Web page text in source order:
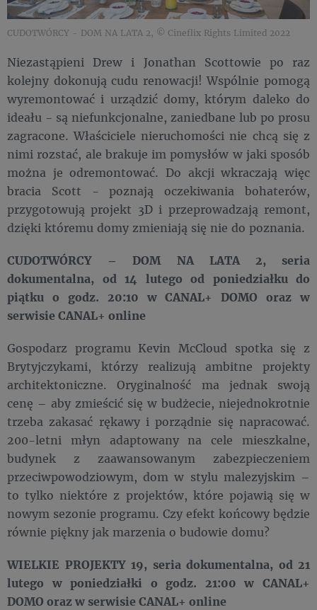
CUDOTWÓRCY - DOM NA LATA 2, © Cineflix Rights Limited 2022
Niezastąpieni Drew i Jonathan Scottowie po raz
kolejny dokonują cudu renowacji! Wspólnie pomogą
wyremontować i urządzić domy, którym daleko do
ideału - są niefunkcjonalne, zaniedbane lub po prosu
zagracone. Właściciele nieruchomości nie chcą się z
nimi rozstać, ale brakuje im pomysłów w jaki sposób
można je odremontować. Do akcji wkraczają więc
bracia Scott - poznają oczekiwania bohaterów,
przygotowują projekt 3D i przeprowadzają remont,
dzięki któremu domy zmieniają się nie do poznania.
CUDOTWÓRCY – DOM NA LATA 2, seria
dokumentalna, od 14 lutego od poniedziałku do
piątku o godz. 20:10 w CANAL+ DOMO oraz w
serwisie CANAL+ online
Gospodarz programu Kevin McCloud spotka się z
Brytyjczykami, którzy realizują ambitne projekty
architektoniczne. Oryginalność ma jednak swoją
cenę – aby zmieścić się w budżecie, niejednokrotnie
trzeba zakasać rękawy i porządnie się napracować.
200-letni młyn adaptowany na cele mieszkalne,
budynek z zaawansowanym zabezpieczeniem
przeciwpowodziowym, dom w stylu malezyjskim –
to tylko niektóre z projektów, które pojawią się w
nowym sezonie programu. Czy efekt końcowy będzie
równie piękny jak marzenia o budowie domu?
WIELKIE PROJEKTY 19, seria dokumentalna, od 21
lutego w poniedziałki o godz. 21:00 w CANAL+
DOMO oraz w serwisie CANAL+ online